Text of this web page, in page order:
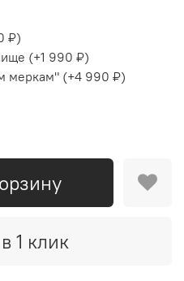
1 клик
₽)
(+1 990 ₽)
меркам" (+4 990 ₽)